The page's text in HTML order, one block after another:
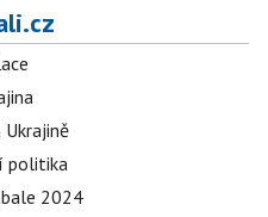
Ukrajině
politika
2024